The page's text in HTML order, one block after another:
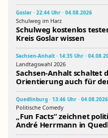
Goslar · 22:44 Uhr · 04.08.2026
Schulweg im Harz
Schulweg kostenlos
Kreis Goslar wissen
Sachsen-Anhalt · 14:35 Uhr ·
Landtagswahl 2026
Sachsen-Anhalt schaltet
Orientierung auch für
Quedlinburg · 13:46 Uhr · 04.08.2026
Politische Comedy
„Fun Facts“ zeichnet
André Herrmann in